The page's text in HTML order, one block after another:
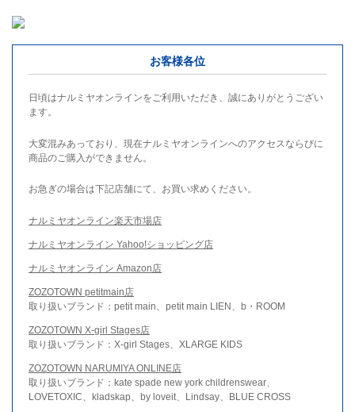
お客様各位
日頃はナルミヤオンラインをご利用いただき、誠にありがとうござい
ます。
大変混みあっており、現在ナルミヤオンラインへのアクセスならびに
商品のご購入ができません。
お急ぎの場合は下記店舗にて、お買い求めください。
ナルミヤオンライン楽天市場店
ナルミヤオンライン Yahoo!ショッピング店
ナルミヤオンライン Amazon店
ZOZOTOWN petitmain店
取り扱いブランド：petit main、petit main LIEN、b・ROOM
ZOZOTOWN X-girl Stages店
取り扱いブランド：X-girl Stages、XLARGE KIDS
ZOZOTOWN NARUMIYA ONLINE店
取り扱いブランド：kate spade new york childrenswear、
LOVETOXIC、kladskap、by loveit、Lindsay、BLUE CROSS